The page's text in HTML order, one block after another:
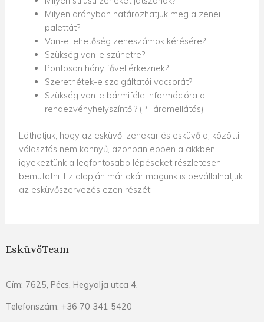
Milyen arányban határozhatjuk meg a zenei
palettát?
Van-e lehetőség zeneszámok kérésére?
Szükség van-e szünetre?
Pontosan hány fővel érkeznek?
Szeretnétek-e szolgáltatói vacsorát?
Szükség van-e bármiféle információra a
rendezvényhelyszíntől? (Pl: áramellátás)
Láthatjuk, hogy az esküvői zenekar és esküvő dj közötti
választás nem könnyű, azonban ebben a cikkben
igyekeztünk a legfontosabb lépéseket részletesen
bemutatni. Ez alapján már akár magunk is bevállalhatjuk
az esküvőszervezés ezen részét.
EsküvőTeam
Cím: 7625, Pécs, Hegyalja utca 4.
Telefonszám: +36 70 341 5420